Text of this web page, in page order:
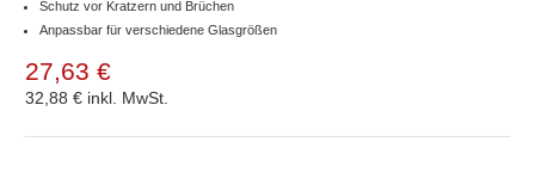
Schutz vor Kratzern und Brüchen
Anpassbar für verschiedene Glasgrößen
27,63 €
32,88 € inkl. MwSt.